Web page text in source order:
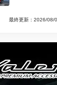
最終更新：2026/08/